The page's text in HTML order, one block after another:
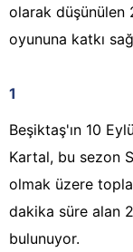
olarak düşünülen
oyununa katkı
1
Beşiktaş'ın 10
Kartal, bu sezon
olmak üzere
dakika süre alan
bulunuyor.